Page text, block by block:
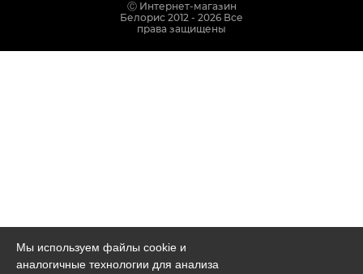
Мы используем файлы cookie и
аналогичные технологии для анализа
Ⓒ Интернет-магазин
Белорис 2012 - 2026 Все
права защищены